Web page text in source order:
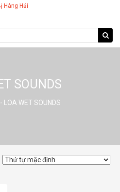
SOUNDS
- LOA WET SOUNDS